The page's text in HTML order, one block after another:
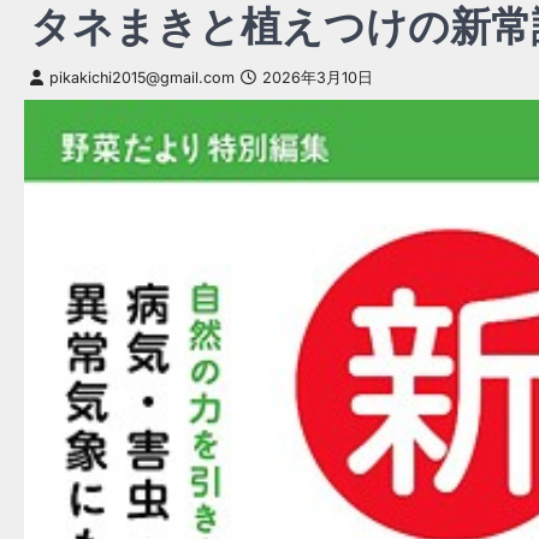
タネまきと植えつけの新
pikakichi2015@gmail.com 2026年3月10日